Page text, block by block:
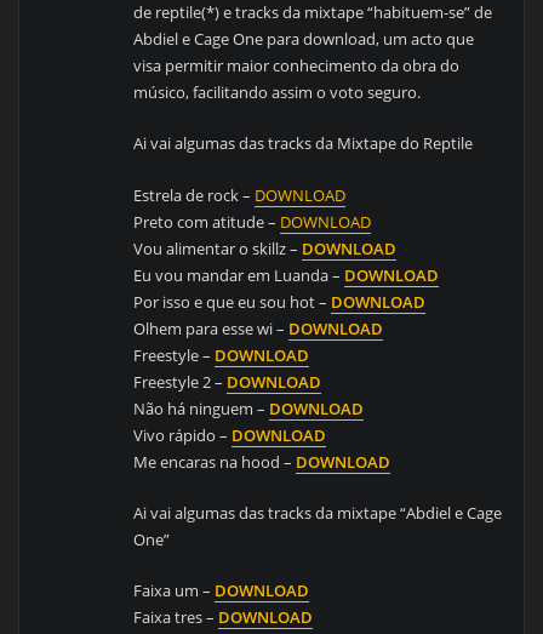
de reptile(*) e tracks da mixtape “habituem-se” de
Abdiel e Cage One para download, um acto que
visa permitir maior conhecimento da obra do
músico, facilitando assim o voto seguro.
Ai vai algumas das tracks da Mixtape do Reptile
Estrela de rock – DOWNLOAD
Preto com atitude – DOWNLOAD
Vou alimentar o skillz – DOWNLOAD
Eu vou mandar em Luanda – DOWNLOAD
Por isso e que eu sou hot – DOWNLOAD
Olhem para esse wi – DOWNLOAD
Freestyle – DOWNLOAD
Freestyle 2 – DOWNLOAD
Não há ninguem – DOWNLOAD
Vivo rápido – DOWNLOAD
Me encaras na hood – DOWNLOAD
Ai vai algumas das tracks da mixtape “Abdiel e Cage
One”
Faixa um – DOWNLOAD
Faixa tres – DOWNLOAD